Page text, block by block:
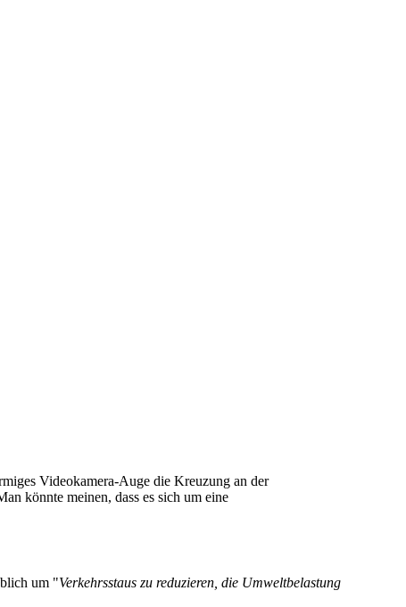
Videokamera-Auge die Kreuzung an der
könnte meinen, dass es sich um eine
um "Verkehrsstaus zu reduzieren, die Umweltbelastung